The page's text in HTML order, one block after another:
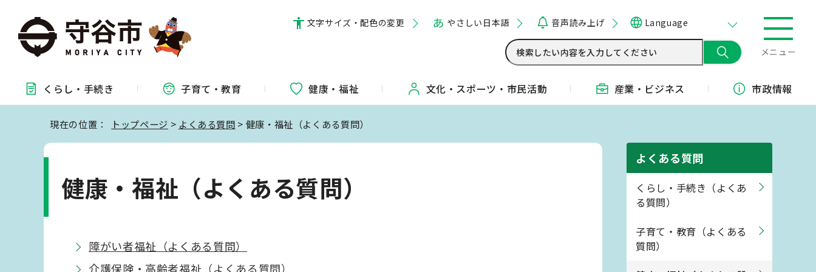
文字サイズ・配色の変更 やさしい日本語 音声読み上げ Language
メニュー
くらし・ 手続き 子育て・教育 健康・福祉 文化・ スポーツ・ 市民活動 産業・ ビジネス 市政情報
現在の位置： トップページ > よくある質問 > 健康・福祉（よくある質問）
健康・福祉（よくある質問）
障がい者福祉（よくある質問）
介護保険・高齢者福祉（よくある質問）
よくある質問
くらし・手続き（よくあ
る質問）
子育て・教育（よくある
質問）